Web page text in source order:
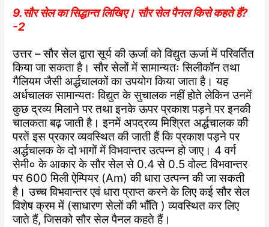
9.सौर सेल का सिद्धान्त लिखिए। सौर सेल पैनल किसे कहते हैं?
-2
उत्तर – सौर सेल द्वारा सूर्य की ऊर्जा को विद्युत ऊर्जा में परिवर्तित
किया जा सकता है। सौर सेलों में सामान्यतः सिलीकॉन तथा
गैलियम जैसी अर्द्धचालकों का उपयोग किया जाता है। यह
अर्धचालक सामान्यतः विद्युत के सुचालक नहीं होते लेकिन उनमें
कुछ द्रव्य मिलाने पर तथा इनके ऊपर प्रकाश पड़ने पर इनकी
चालकता बढ़ जाती है।इनमें अपद्रव्य मिश्रित अर्द्धचालक की
परतें इस प्रकार व्यवस्थित की जाती हैं कि प्रकाश पड़ने पर
अर्द्धचालक के दो भागों में विभवान्तर उत्पन्न हो जाए। 4 वर्ग
सेमी० के आकार के सौर सेल से 0.4 से 0.5 वोल्ट विभवान्तर
पर 600 मिली ऐम्पियर (Am) की धारा उत्पन्न की जा सकती
है।उच्च विभवान्तर एवं धारा प्राप्त करने के लिए कई सौर सेल
विशेषक्रम में (साधारण सेलों की भाँति ) व्यवस्थित कर लिए
जाते हैं, जिसको सौरसेल पैनल कहते हैं।